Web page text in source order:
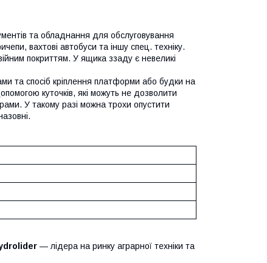
та обладнання для обслуговування
вахтові автобуси та іншу спец. техніку.
покриттям. У ящика ззаду є невеликі
та спосіб кріплення платформи або будки на
куточків, які можуть не дозволити
У такому разі можна трохи опустити
— лідера на ринку аграрної техніки та